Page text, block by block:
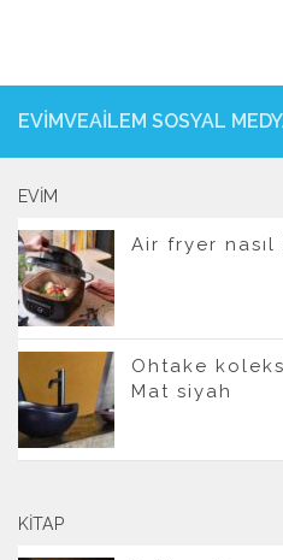
EVIMVEAILEM SOSYAL
EVIM
Air fryer nasıl
Ohtake
Mat siyah
KITAP